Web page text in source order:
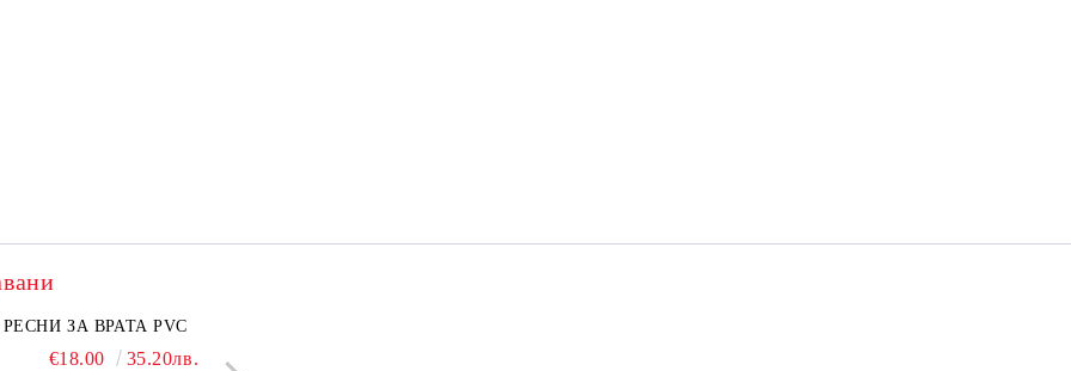
капак 50 см
€6.50 12.71лв.
РЕСНИ ЗА ВРАТА PVC
€18.00 35.20лв.